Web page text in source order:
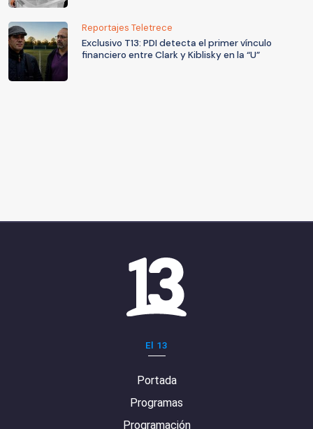
Reportajes Teletrece
Exclusivo T13: PDI detecta el primer vínculo
financiero entre Clark y Kiblisky en la “U”
El 13
Portada
Programas
Programación